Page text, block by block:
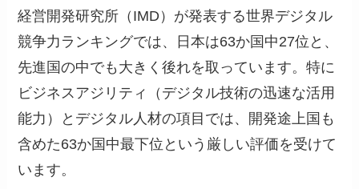
経営開発研究所（IMD）が発表する世界デジタル
競争力ランキングでは、日本は63か国中27位と、
先進国の中でも大きく後れを取っています。特に
ビジネスアジリティ（デジタル技術の迅速な活用
能力）とデジタル人材の項目では、開発途上国も
含めた63か国中最下位という厳しい評価を受けて
います。